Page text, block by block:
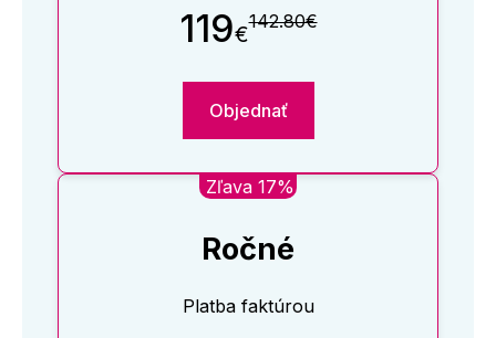
119€142.80€
Objednať
Zľava 17%
Ročné
Platba faktúrou